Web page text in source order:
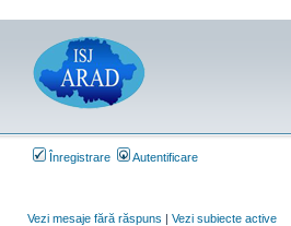
Înregistrare Autentificare
Vezi mesaje fără răspuns | Vezi subiecte active